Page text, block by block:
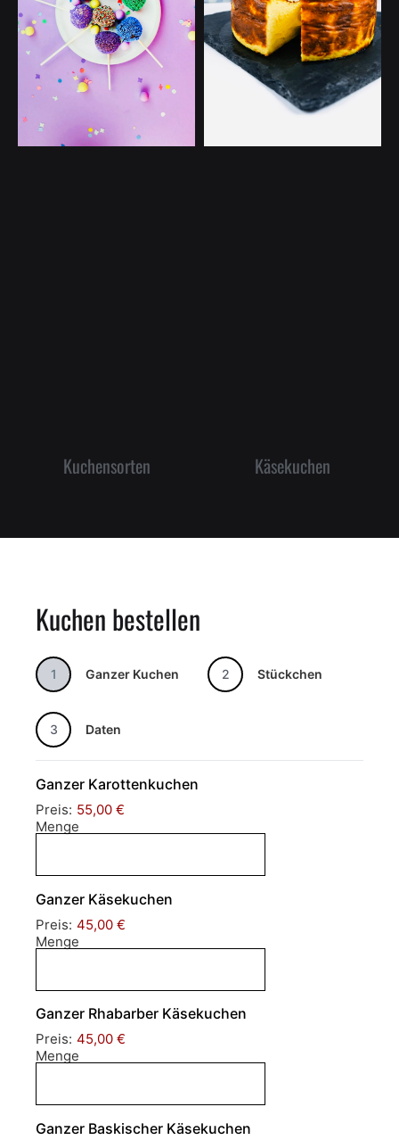
Kuchensorten Käsekuchen
Kuchen bestellen
1 Ganzer Kuchen 2 Stückchen
3 Daten
Ganzer Karottenkuchen
Preis: 55,00 €
Menge
Ganzer Käsekuchen
Preis: 45,00 €
Menge
Ganzer Rhabarber Käsekuchen
Preis: 45,00 €
Menge
Ganzer Baskischer Käsekuchen